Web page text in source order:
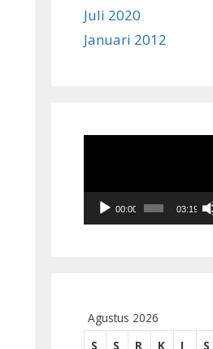
Juli 2020
Januari 2012
00:00 03:19
Agustus 2026
S
S R K J S